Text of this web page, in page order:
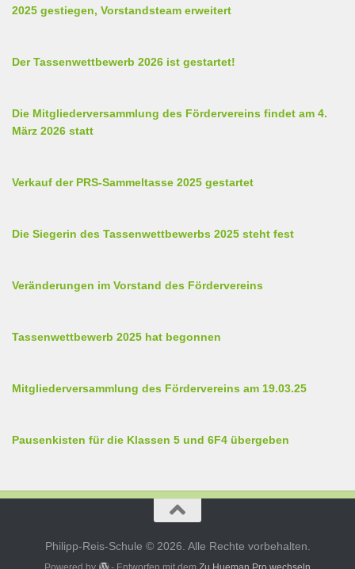
2025 gestiegen, Vorstandsteam erweitert
Der Tassenwettbewerb 2026 ist gestartet!
Die Mitgliederversammlung des Fördervereins findet am 4.
März 2026 statt
Verkauf der PRS-Sammeltasse 2025 gestartet
Die Siegerin des Tassenwettbewerbs 2025 steht fest
Veränderungen im Vorstand des Fördervereins
Tassenwettbewerb 2025 hat begonnen
Mitgliederversammlung des Fördervereins am 19.03.25
Pausenkisten für die Klassen 5 und 6F4 übergeben
Philipp-Reis-Schule © 2026. Alle Rechte vorbehalten.